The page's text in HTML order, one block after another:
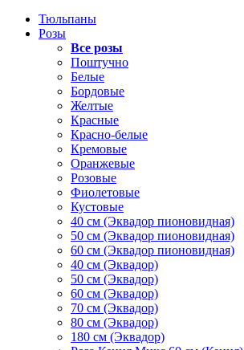
Тюльпаны
Розы
Все розы
Поштучно
Белые
Бордовые
Желтые
Красные
Красно-белые
Кремовые
Оранжевые
Розовые
Фиолетовые
Кустовые
40 см (Эквадор пионовидная)
50 см (Эквадор пионовидная)
60 см (Эквадор пионовидная)
40 см (Эквадор)
50 см (Эквадор)
60 см (Эквадор)
70 см (Эквадор)
80 см (Эквадор)
180 см (Эквадор)